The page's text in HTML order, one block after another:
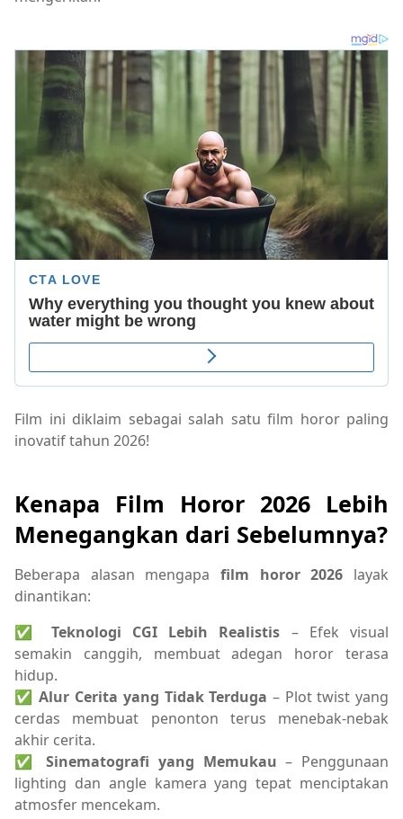
Film ini diklaim sebagai salah satu film horor paling
inovatif tahun 2026!
Kenapa Film Horor 2026 Lebih
Menegangkan dari Sebelumnya?
Beberapa alasan mengapa film horor 2026 layak
dinantikan:
✅ Teknologi CGI Lebih Realistis – Efek visual
semakin canggih, membuat adegan horor terasa
hidup.
✅Alur Cerita yang Tidak Terduga – Plot twist yang
cerdas membuat penonton terus menebak-nebak
akhir cerita.
✅Sinematografi yang Memukau – Penggunaan
lighting dan angle kamera yang tepat menciptakan
atmosfer mencekam.